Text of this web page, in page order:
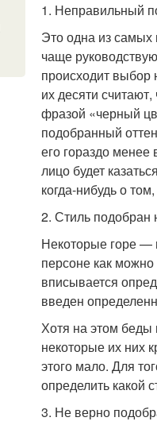
1. Неправильный
Это одна из
чаще
происходит выбор
их десяти
фразой «черный
подобранный
его гораздо
лицо будет
когда-нибудь о
2. Стиль подобран
Некоторые горе —
персоне как
вписывается
введен
Хотя на этом беды
некоторые их них
этого мало. Для
определить какой
3. Не верно